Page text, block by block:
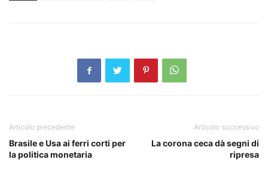
Articolo precedente
Brasile e Usa ai ferri corti per
la politica monetaria
Articolo successivo
La corona ceca dà segni di
ripresa